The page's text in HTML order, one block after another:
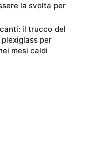
la svolta per
il trucco del
per
mesi caldi